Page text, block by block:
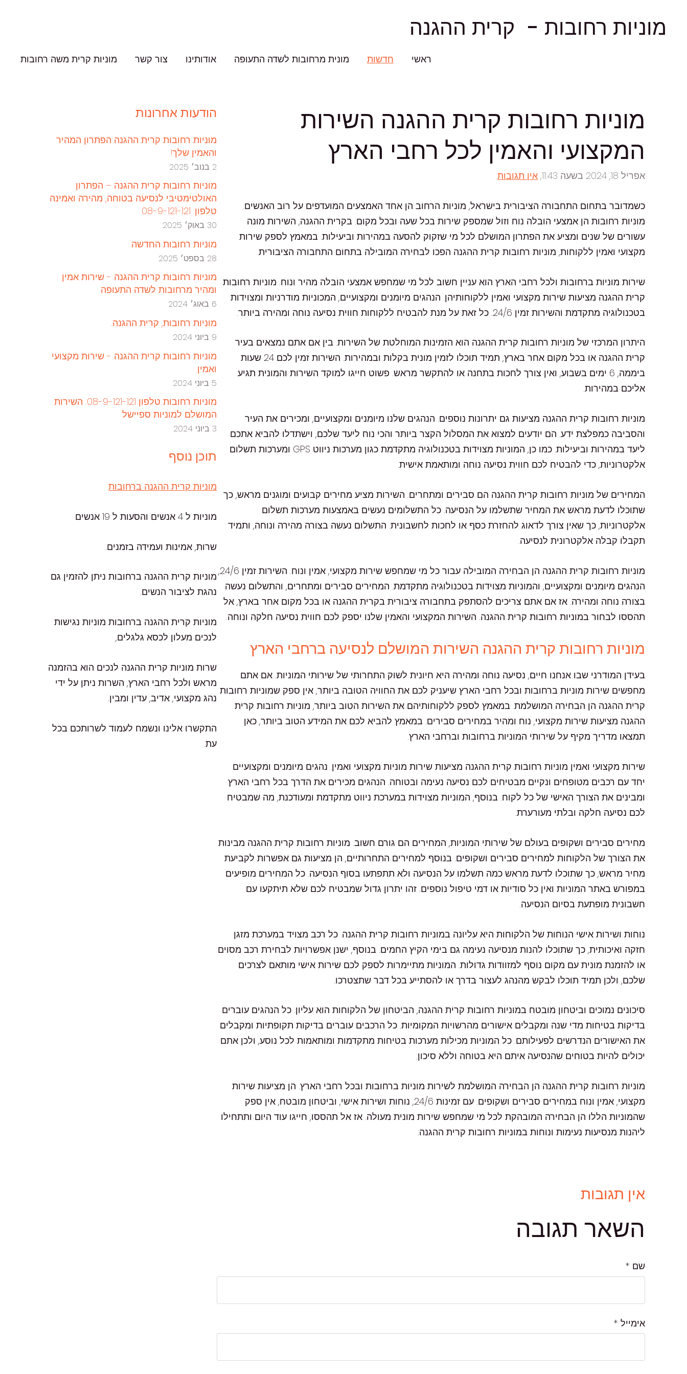
מוניות רחובות - קרית ההגנה
ראשי חדשות מונית מרחובות לשדה התעופה אודותינו צור קשר מוניות קרית משה רחובות
הודעות אחרונות
מוניות רחובות קרית ההגנה הפתרון המהיר
והאמין שלך!
2 בנוב׳ 2025
מוניות רחובות קרית ההגנה – הפתרון
האולטימטיבי לנסיעה בטוחה, מהירה ואמינה
טלפון: 08-9-121-121
30 באוק׳ 2025
מוניות רחובות החדשה
28 בספט׳ 2025
מוניות רחובות קרית ההגנה - שירות אמין
ומהיר מרחובות לשדה התעופה
6 באוג׳ 2024
מוניות רחובות, קרית ההגנה.
9 ביוני 2024
מוניות רחובות קרית ההגנה - שירות מקצועי
ואמין
5 ביוני 2024
מוניות רחובות טלפון 08-9-121-121: השירות
המושלם למוניות ספיישל
3 ביוני 2024
תוכן נוסף
מוניות קרית ההגנה ברחובות
מוניות ל 4 אנשים והסעות ל 19 אנשים
שרות, אמינות ועמידה בזמנים.
מוניות קרית ההגנה ברחובות ניתן להזמין גם
נהגת לציבור הנשים.
מוניות קרית ההגנה ברחובות מוניות נגישות
לנכים מעלון לכסא גלגלים,
שרות מוניות קרית ההגנה לנכים הוא בהזמנה
מראש ולכל רחבי הארץ, השרות ניתן על ידי
נהג מקצועי, אדיב, עדין ומבין.
התקשרו אלינו ונשמח לעמוד לשרותכם בכל
עת.
מוניות רחובות קרית ההגנה השירות
המקצועי והאמין לכל רחבי הארץ
אפריל 18, 2024 בשעה 11:43, אין תגובות
כשמדובר בתחום התחבורה הציבורית בישראל, מוניות הרחוב הן אחד האמצעים המועדפים על רוב האנשים.
מוניות רחובות הן אמצעי הובלה נוח וזול שמספק שירות בכל שעה ובכל מקום. בקרית ההגנה, השירות מונה
עשורים של שנים ומציע את הפתרון המושלם לכל מי שזקוק להסעה במהירות וביעילות. במאמץ לספק שירות
מקצועי ואמין ללקוחות, מוניות רחובות קרית ההגנה הפכו לבחירה המובילה בתחום התחבורה הציבורית.
שירות מוניות ברחובות ולכל רחבי הארץ הוא עניין חשוב לכל מי שמחפש אמצעי הובלה מהיר ונוח. מוניות רחובות
קרית ההגנה מציעות שירות מקצועי ואמין ללקוחותיהן. הנהגים מיומנים ומקצועיים, המכוניות מודרניות ומצוידות
בטכנולוגיה מתקדמת והשירות זמין 24/6. כל זאת על מנת להבטיח ללקוחות חווית נסיעה נוחה ומהירה ביותר.
היתרון המרכזי של מוניות רחובות קרית ההגנה הוא הזמינות המוחלטת של השירות. בין אם אתם נמצאים בעיר
קרית ההגנה או בכל מקום אחר בארץ, תמיד תוכלו לזמין מונית בקלות ובמהירות. השירות זמין לכם 24 שעות
ביממה, 6 ימים בשבוע, ואין צורך לחכות בתחנה או להתקשר מראש. פשוט חייגו למוקד השירות והמונית תגיע
אליכם במהירות.
מוניות רחובות קרית ההגנה מציעות גם יתרונות נוספים. הנהגים שלנו מיומנים ומקצועיים, ומכירים את העיר
והסביבה כמפלצת ידע. הם יודעים למצוא את המסלול הקצר ביותר והכי נוח ליעד שלכם, וישתדלו להביא אתכם
ליעד במהירות וביעילות. כמו כן, המוניות מצוידות בטכנולוגיה מתקדמת כגון מערכות ניווט GPS ומערכות תשלום
אלקטרוניות, כדי להבטיח לכם חווית נסיעה נוחה ומותאמת אישית.
המחירים של מוניות רחובות קרית ההגנה הם סבירים ומתחרים. השירות מציע מחירים קבועים ומוגנים מראש, כך
שתוכלו לדעת מראש את המחיר שתשלמו על הנסיעה. כל התשלומים נעשים באמצעות מערכות תשלום
אלקטרוניות, כך שאין צורך לדאוג להחזרת כסף או לחכות לחשבונית. התשלום נעשה בצורה מהירה ונוחה, ותמיד
תקבלו קבלה אלקטרונית לנסיעה.
מוניות רחובות קרית ההגנה הן הבחירה המובילה עבור כל מי שמחפש שירות מקצועי, אמין ונוח. השירות זמין 24/6,
הנהגים מיומנים ומקצועיים, והמוניות מצוידות בטכנולוגיה מתקדמת. המחירים סבירים ומתחרים, והתשלום נעשה
בצורה נוחה ומהירה. אז אם אתם צריכים להסתפק בתחבורה ציבורית בקרית ההגנה או בכל מקום אחר בארץ, אל
תהססו לבחור במוניות רחובות קרית ההגנה. השירות המקצועי והאמין שלנו יספק לכם חווית נסיעה חלקה ונוחה.
מוניות רחובות קרית ההגנה השירות המושלם לנסיעה ברחבי הארץ
בעידן המודרני שבו אנחנו חיים, נסיעה נוחה ומהירה היא חיונית לשוק התחרותי של שירותי המוניות. אם אתם
מחפשים שירות מוניות ברחובות ובכל רחבי הארץ שיעניק לכם את החוויה הטובה ביותר, אין ספק שמוניות רחובות
קרית ההגנה הן הבחירה המושלמת. במאמץ לספק ללקוחותיהם את השירות הטוב ביותר, מוניות רחובות קרית
ההגנה מציעות שירות מקצועי, נוח ומהיר במחירים סבירים. במאמץ להביא לכם את המידע הטוב ביותר, כאן
תמצאו מדריך מקיף על שירותי המוניות ברחובות וברחבי הארץ.
שירות מקצועי ואמין מוניות רחובות קרית ההגנה מציעות שירות מוניות מקצועי ואמין. נהגים מיומנים ומקצועיים
יחד עם רכבים מטופחים ונקיים מבטיחים לכם נסיעה נעימה ובטוחה. הנהגים מכירים את הדרך בכל רחבי הארץ
ומבינים את הצורך האישי של כל לקוח. בנוסף, המוניות מצוידות במערכת ניווט מתקדמת ומעודכנת, מה שמבטיח
לכם נסיעה חלקה ובלתי מעורערת.
מחירים סבירים ושקופים בעולם של שירותי המוניות, המחירים הם גורם חשוב. מוניות רחובות קרית ההגנה מבינות
את הצורך של הלקוחות למחירים סבירים ושקופים. בנוסף למחירים התחרותיים, הן מציעות גם אפשרות לקביעת
מחיר מראש, כך שתוכלו לדעת מראש כמה תשלמו על הנסיעה ולא תתפתעו בסוף הנסיעה. כל המחירים מופיעים
במפורש באתר המוניות ואין כל סודיות או דמי טיפול נוספים. זהו יתרון גדול שמבטיח לכם שלא תיתקעו עם
חשבונית מופתעת בסיום הנסיעה.
נוחות ושירות אישי הנוחות של הלקוחות היא עליונה במוניות רחובות קרית ההגנה. כל רכב מצויד במערכת מזגן
חזקה ואיכותית, כך שתוכלו להנות מנסיעה נעימה גם בימי הקיץ החמים. בנוסף, ישנן אפשרויות לבחירת רכב מסוים
או להזמנת מונית עם מקום נוסף למזוודות גדולות. המוניות מתיימרות לספק לכם שירות אישי מותאם לצרכים
שלכם, ולכן תמיד תוכלו לבקש מהנהג לעצור בדרך או להסתייע בכל דבר שתצטרכו.
סיכונים נמוכים וביטחון מובטח במוניות רחובות קרית ההגנה, הביטחון של הלקוחות הוא עליון. כל הנהגים עוברים
בדיקות בטיחות מדי שנה ומקבלים אישורים מהרשויות המקומיות. כל הרכבים עוברים בדיקות תקופתיות ומקבלים
את האישורים הנדרשים לפעילותם. כל המוניות מכילות מערכות בטיחות מתקדמות ומותאמות לכל נוסע, ולכן אתם
יכולים להיות בטוחים שהנסיעה איתם היא בטוחה וללא סיכון.
מוניות רחובות קרית ההגנה הן הבחירה המושלמת לשירות מוניות ברחובות ובכל רחבי הארץ. הן מציעות שירות
מקצועי, אמין ונוח במחירים סבירים ושקופים. עם זמינות 24/6, נוחות ושירות אישי, וביטחון מובטח, אין ספק
שהמוניות הללו הן הבחירה המובהקת לכל מי שמחפש שירות מונית מעולה. אז אל תהססו, חייגו עוד היום ותתחילו
ליהנות מנסיעות נעימות ונוחות במוניות רחובות קרית ההגנה.
אין תגובות
השאר תגובה
שם *
אימייל *